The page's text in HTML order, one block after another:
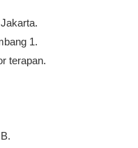
1.
terapan.